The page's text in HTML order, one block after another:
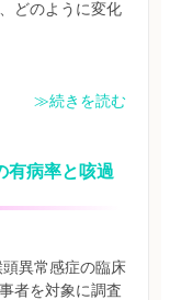
どのように変化
≫続きを読む
有病率と咳過
異常感症の臨床
者を対象に調査